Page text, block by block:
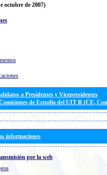
octubre de 2007)
a Presidentes y Vicepresidentes
de Estudio del UIT R (CE,
informaciones
por la web